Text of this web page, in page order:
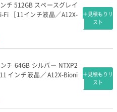
チ 512GB スペースグレイ
Fi ［11インチ液晶／A12X-
＋見積もりリ
スト
チ 64GB シルバー NTXP2
インチ液晶／A12X-Bioni
＋見積もりリ
スト